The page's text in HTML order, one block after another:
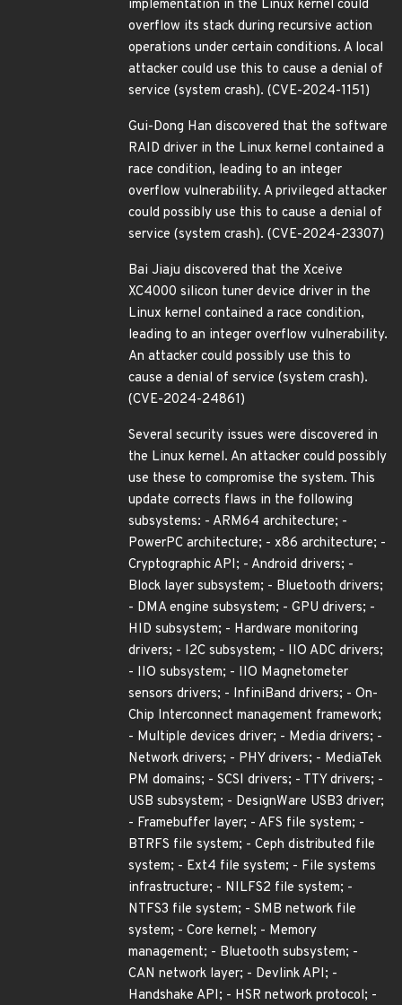
implementation in the Linux kernel could
overflow its stack during recursive action
operations under certain conditions. A local
attacker could use this to cause a denial of
service (system crash). (CVE-2024-1151)
Gui-Dong Han discovered that the software
RAID driver in the Linux kernel contained a
race condition, leading to an integer
overflow vulnerability. A privileged attacker
could possibly use this to cause a denial of
service (system crash). (CVE-2024-23307)
Bai Jiaju discovered that the Xceive
XC4000 silicon tuner device driver in the
Linux kernel contained a race condition,
leading to an integer overflow vulnerability.
An attacker could possibly use this to
cause a denial of service (system crash).
(CVE-2024-24861)
Several security issues were discovered in
the Linux kernel. An attacker could possibly
use these to compromise the system. This
update corrects flaws in the following
subsystems: - ARM64 architecture; -
PowerPC architecture; - x86 architecture; -
Cryptographic API; - Android drivers; -
Block layer subsystem; - Bluetooth drivers;
- DMA engine subsystem; - GPU drivers; -
HID subsystem; - Hardware monitoring
drivers; - I2C subsystem; - IIO ADC drivers;
- IIO subsystem; - IIO Magnetometer
sensors drivers; - InfiniBand drivers; - On-
Chip Interconnect management framework;
- Multiple devices driver; - Media drivers; -
Network drivers; - PHY drivers; - MediaTek
PM domains; - SCSI drivers; - TTY drivers; -
USB subsystem; - DesignWare USB3 driver;
- Framebuffer layer; - AFS file system; -
BTRFS file system; - Ceph distributed file
system; - Ext4 file system; - File systems
infrastructure; - NILFS2 file system; -
NTFS3 file system; - SMB network file
system; - Core kernel; - Memory
management; - Bluetooth subsystem; -
CAN network layer; - Devlink API; -
Handshake API; - HSR network protocol; -